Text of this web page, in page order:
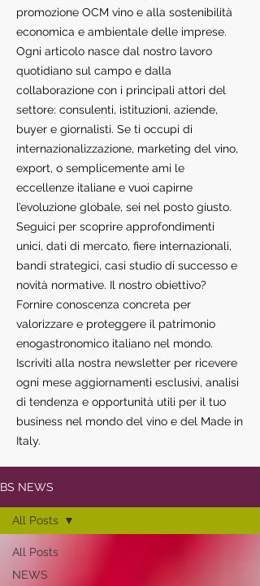
promozione OCM vino e alla sostenibilità
economica e ambientale delle imprese.
Ogni articolo nasce dal nostro lavoro
quotidiano sul campo e dalla
collaborazione con i principali attori del
settore: consulenti, istituzioni, aziende,
buyer e giornalisti. Se ti occupi di
internazionalizzazione, marketing del vino,
export, o semplicemente ami le
eccellenze italiane e vuoi capirne
l’evoluzione globale, sei nel posto giusto.
Seguici per scoprire approfondimenti
unici, dati di mercato, fiere internazionali,
bandi strategici, casi studio di successo e
novità normative. Il nostro obiettivo?
Fornire conoscenza concreta per
valorizzare e proteggere il patrimonio
enogastronomico italiano nel mondo.
Iscriviti alla nostra newsletter per ricevere
ogni mese aggiornamenti esclusivi, analisi
di tendenza e opportunità utili per il tuo
business nel mondo del vino e del Made in
Italy.
BS NEWS
All Posts
NEWS
All Posts